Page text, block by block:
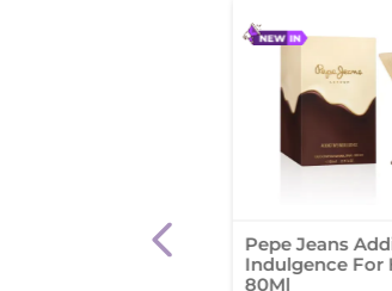
Pepe Jeans
Indulgence For
80Ml